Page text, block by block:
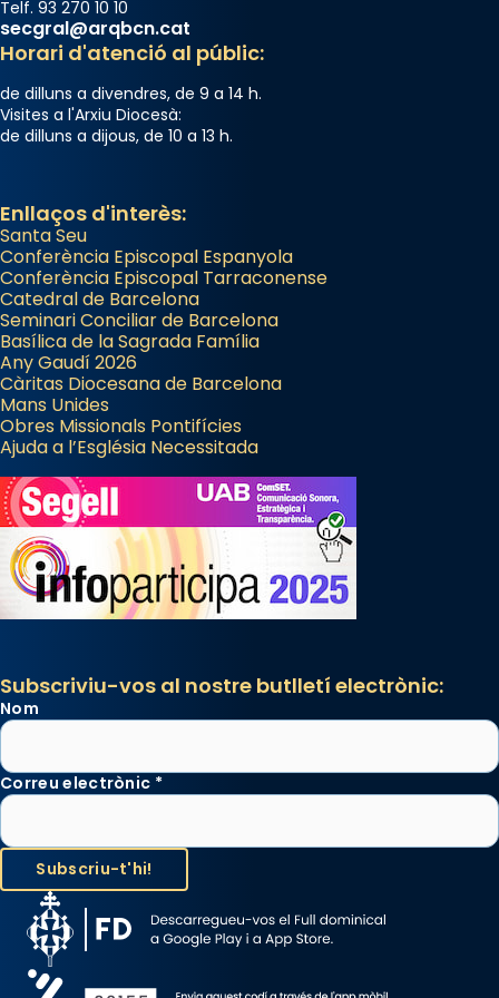
Telf. 93 270 10 10
secgral@arqbcn.cat
Horari d'atenció al públic:
de dilluns a divendres, de 9 a 14 h.
Visites a l'Arxiu Diocesà:
de dilluns a dijous, de 10 a 13 h.
Enllaços d'interès:
Santa Seu
Conferència Episcopal Espanyola
Conferència Episcopal Tarraconense
Catedral de Barcelona
Seminari Conciliar de Barcelona
Basílica de la Sagrada Família
Any Gaudí 2026
Càritas Diocesana de Barcelona
Mans Unides
Obres Missionals Pontifícies
Ajuda a l’Església Necessitada
Subscriviu-vos al nostre butlletí electrònic:
Nom
Correu electrònic *